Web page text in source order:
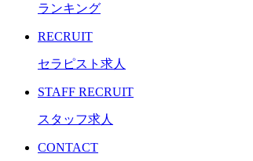
ランキング
RECRUIT
セラピスト求人
STAFF RECRUIT
スタッフ求人
CONTACT